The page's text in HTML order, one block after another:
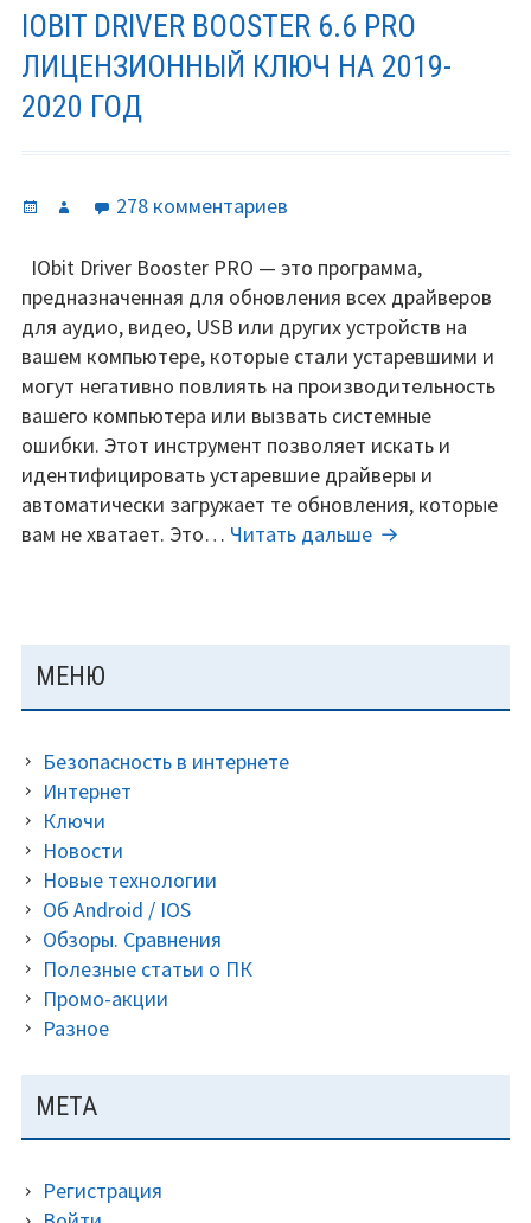
IOBIT DRIVER BOOSTER 6.6 PRO
ЛИЦЕНЗИОННЫЙ КЛЮЧ НА 2019-
2020 ГОД
Опубликовано
Автор 278 комментариевк
IObit
Driver
Booster
6.6
PRO
лицензионный
ключ
на
2019-
2020
IObit Driver Booster PRO — это программа,
предназначенная для обновления всех драйверов
для аудио, видео, USB или других устройств на
вашем компьютере, которые стали устаревшими и
могут негативно повлиять на производительность
вашего компьютера или вызвать системные
ошибки. Этот инструмент позволяет искать и
идентифицировать устаревшие драйверы и
автоматически загружает те обновления, которые
вам не хватает. Это… Читать дальше IObit
PRO
ключ
ОСНОВНАЯ
ПАНЕЛЬ
МЕНЮ
Безопасность в интернете
Интернет
Ключи
Новости
Новые технологии
Об Android / IOS
Обзоры. Сравнения
Полезные статьи о ПК
Промо-акции
Разное
МЕТА
Регистрация